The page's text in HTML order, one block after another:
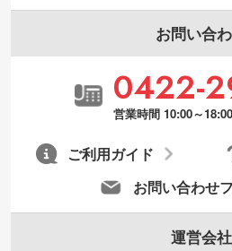
お問い合
0422-
営業時間 10:00～
お問い合わせ
ご利用ガイド
運営会社